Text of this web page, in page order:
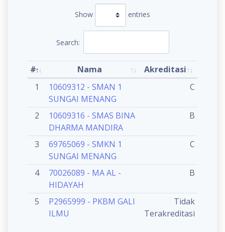
Show entries
Search:
# Nama
Akreditasi
1
10609312 - SMAN 1
SUNGAI MENANG
C
2
10609316 - SMAS BINA
DHARMA MANDIRA
B
3
69765069 - SMKN 1
SUNGAI MENANG
C
4
70026089 - MA AL -
HIDAYAH
B
5
P2965999 - PKBM GALI
ILMU
Tidak
Terakreditasi